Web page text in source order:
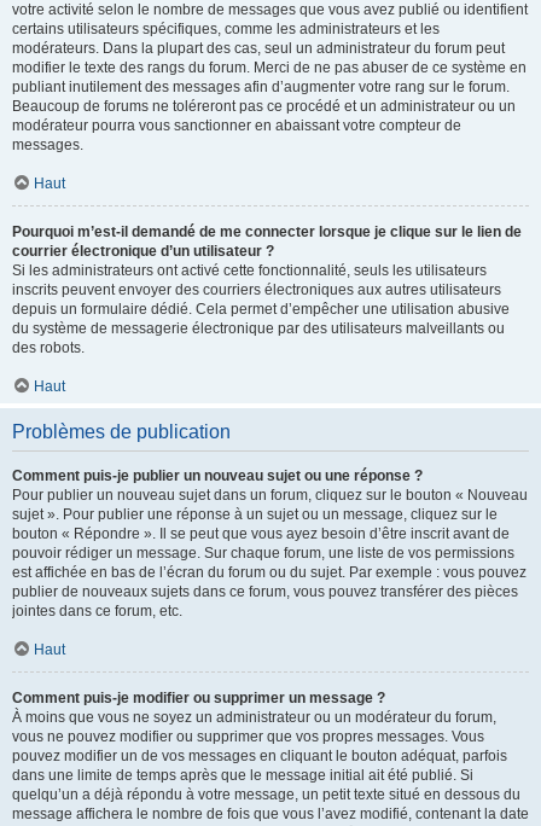
votre activité selon le nombre de messages que vous avez publié ou identifient
certains utilisateurs spécifiques, comme les administrateurs et les
modérateurs. Dans la plupart des cas, seul un administrateur du forum peut
modifier le texte des rangs du forum. Merci de ne pas abuser de ce système en
publiant inutilement des messages afin d’augmenter votre rang sur le forum.
Beaucoup de forums ne toléreront pas ce procédé et un administrateur ou un
modérateur pourra vous sanctionner en abaissant votre compteur de
messages.
Haut
Pourquoi m’est-il demandé de me connecter lorsque je clique sur le lien de
courrier électronique d’un utilisateur ?
Si les administrateurs ont activé cette fonctionnalité, seuls les utilisateurs
inscrits peuvent envoyer des courriers électroniques aux autres utilisateurs
depuis un formulaire dédié. Cela permet d’empêcher une utilisation abusive
du système de messagerie électronique par des utilisateurs malveillants ou
des robots.
Haut
Problèmes de publication
Comment puis-je publier un nouveau sujet ou une réponse ?
Pour publier un nouveau sujet dans un forum, cliquez sur le bouton « Nouveau
sujet ». Pour publier une réponse à un sujet ou un message, cliquez sur le
bouton « Répondre ». Il se peut que vous ayez besoin d’être inscrit avant de
pouvoir rédiger un message. Sur chaque forum, une liste de vos permissions
est affichée en bas de l’écran du forum ou du sujet. Par exemple : vous pouvez
publier de nouveaux sujets dans ce forum, vous pouvez transférer des pièces
jointes dans ce forum, etc.
Haut
Comment puis-je modifier ou supprimer un message ?
À moins que vous ne soyez un administrateur ou un modérateur du forum,
vous ne pouvez modifier ou supprimer que vos propres messages. Vous
pouvez modifier un de vos messages en cliquant le bouton adéquat, parfois
dans une limite de temps après que le message initial ait été publié. Si
quelqu’un a déjà répondu à votre message, un petit texte situé en dessous du
message affichera le nombre de fois que vous l’avez modifié, contenant la date